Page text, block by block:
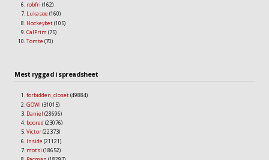
robfri (162)
Lukasoe (160)
Hockeybet(105)
CalPrim (75)
Tomte (70)
Mest ryggad i spreadsheet
forbidden_closet(49884)
GOWI (31015)
Daniel (28696)
boored (23076)
Victor(22373)
Inside (21121)
motsi (18652)